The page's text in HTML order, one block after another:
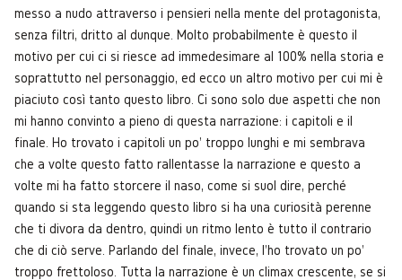
messo a nudo attraverso i pensieri nella mente del protagonista,
senza filtri, dritto al dunque. Molto probabilmente è questo il
motivo per cui ci si riesce ad immedesimare al 100% nella storia e
soprattutto nel personaggio, ed ecco un altro motivo per cui mi è
piaciuto così tanto questo libro. Ci sono solo due aspetti che non
mi hanno convinto a pieno di questa narrazione: i capitoli e il
finale. Ho trovato i capitoli un po' troppo lunghi e mi sembrava
che a volte questo fatto rallentasse la narrazione e questo a
volte mi ha fatto storcere il naso, come si suol dire, perché
quando si sta leggendo questo libro si ha una curiosità perenne
che ti divora da dentro, quindi un ritmo lento è tutto il contrario
che di ciò serve. Parlando del finale, invece, l'ho trovato un po'
troppo frettoloso. Tutta la narrazione è un climax crescente, se si